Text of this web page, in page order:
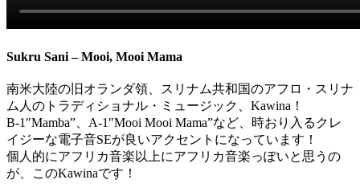
Sukru Sani – Mooi, Mooi Mama
南米大陸の旧オランダ領、スリナム共和国のアフロ・スリナ
ム人のトラディショナル・ミュージック、Kawina！
B-1″Mamba”、A-1″Mooi Mooi Mama”など、時おり入るクレ
イジーな電子音SEが良いアクセントになっています！
個人的にアフリカ音楽以上にアフリカ音楽っぽいと思うの
が、このKawinaです！